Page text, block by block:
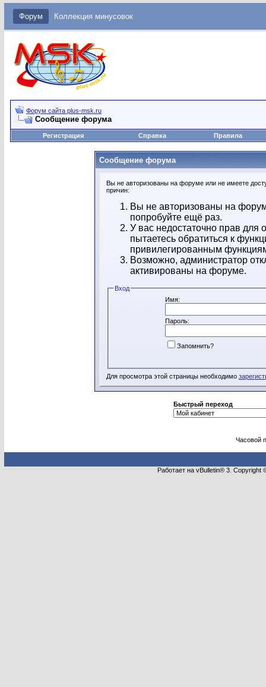
Форум Коллекция минусовок
Форум сайта plus-msk.ru
Сообщение форума
Регистрация Справка Правила
Сообщение форума
Вы не авторизованы на форуме или не имеете
причин:
Вы не авторизованы на
попробуйте ещё раз.
У вас недостаточно прав
пытаетесь обратиться к
привилегированным
Возможно, администратор
активированы на форуме.
Вход
Имя:
Пароль:
Запомнить?
Для просмотра этой страницы необходимо
Быстрый переход
Часовой
Работает на vBulletin® 3.